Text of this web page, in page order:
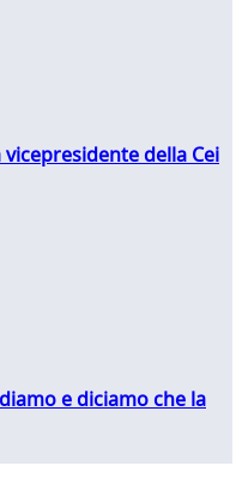
della Cei
e diciamo che la